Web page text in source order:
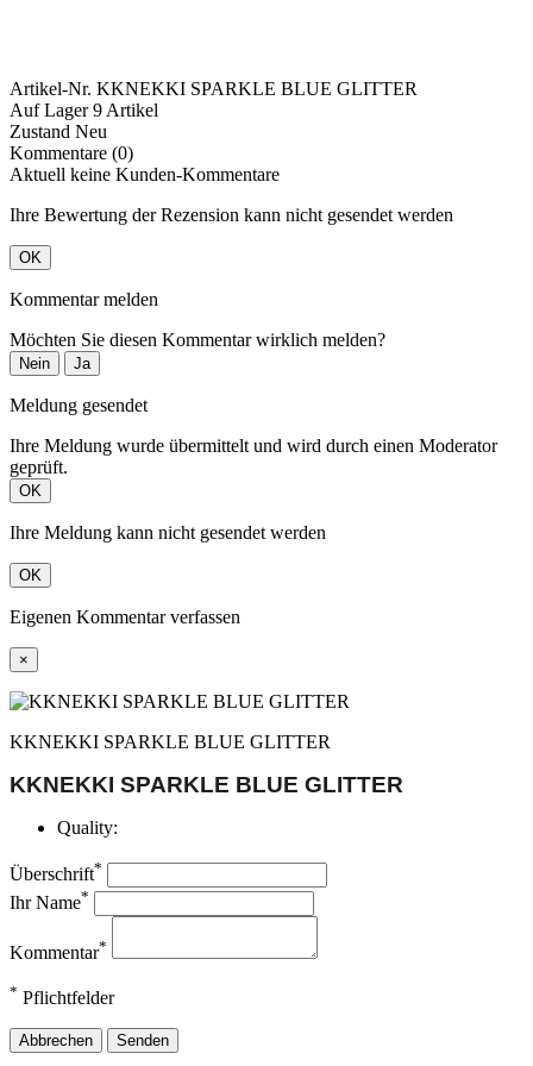
Artikel-Nr. KKNEKKI SPARKLE BLUE GLITTER
Auf Lager 9 Artikel
Zustand Neu
Kommentare (0)
Aktuell keine Kunden-Kommentare
Ihre Bewertung der Rezension kann nicht gesendet werden
OK
Kommentar melden
Möchten Sie diesen Kommentar wirklich melden?
Nein Ja
Meldung gesendet
Ihre Meldung wurde übermittelt und wird durch einen Moderator
geprüft.
OK
Ihre Meldung kann nicht gesendet werden
OK
Eigenen Kommentar verfassen
×
KKNEKKI SPARKLE BLUE GLITTER
KKNEKKI SPARKLE BLUE GLITTER
Quality:
Überschrift*
Ihr Name*
Kommentar*
* Pflichtfelder
Abbrechen Senden